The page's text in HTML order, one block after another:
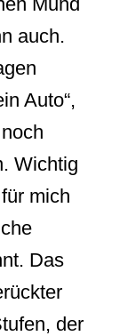
auch.
Auto“,
Wichtig
mich
Das
der